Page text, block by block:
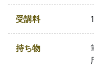
受講料
持ち物